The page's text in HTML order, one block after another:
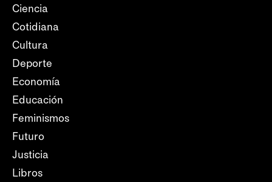
Ciencia
Cotidiana
Cultura
Deporte
Economía
Educación
Feminismos
Futuro
Justicia
Libros